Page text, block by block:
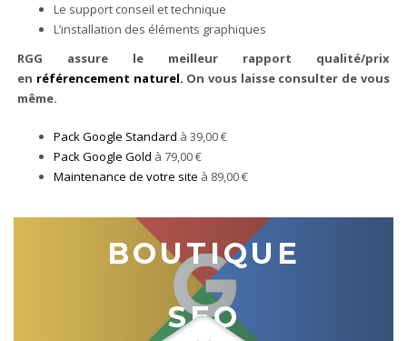
Le support conseil et technique
L’installation des éléments graphiques
RGG assure le meilleur rapport qualité/prix
en référencement naturel. On vous laisse consulter de vous
même.
Pack Google Standard à 39,00 €
Pack Google Gold à 79,00 €
Maintenance de votre site à 89,00 €
BOUTIQUE
SEO